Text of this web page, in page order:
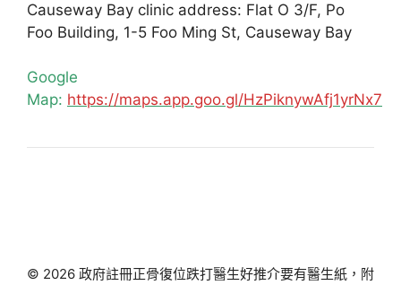
Causeway Bay clinic address: Flat O 3/F, Po
Foo Building, 1-5 Foo Ming St, Causeway Bay
Google
Map: https://maps.app.goo.gl/HzPiknywAfj1yrNx7
© 2026 政府註冊正骨復位跌打醫生好推介要有醫生紙，附